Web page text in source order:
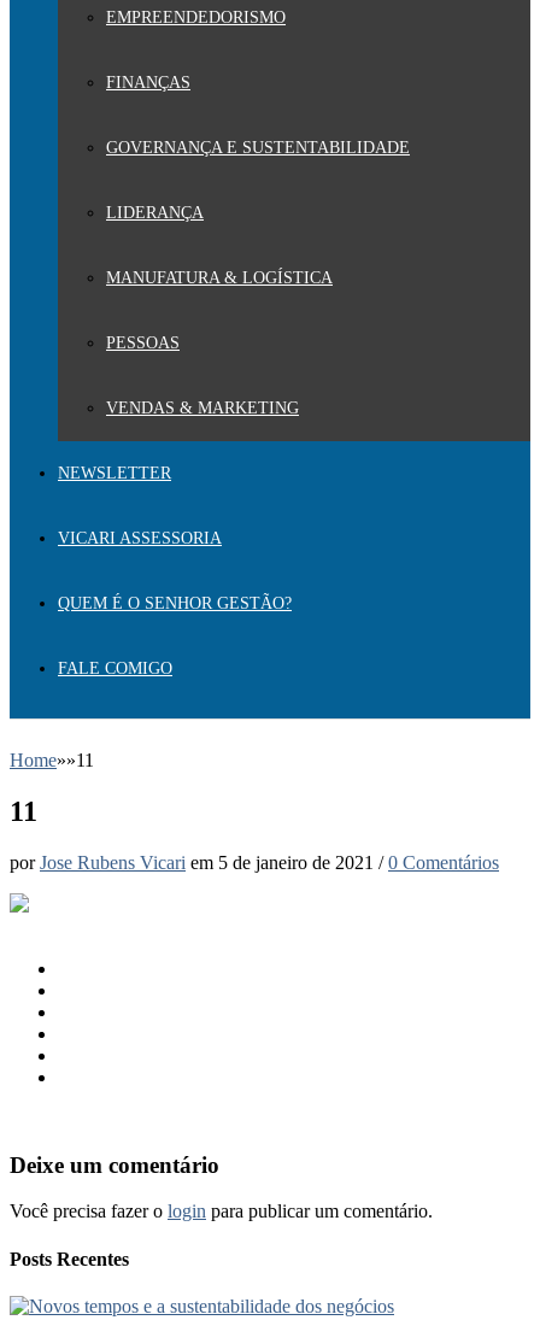
EMPREENDEDORISMO
FINANÇAS
GOVERNANÇA E SUSTENTABILIDADE
LIDERANÇA
MANUFATURA & LOGÍSTICA
PESSOAS
VENDAS & MARKETING
NEWSLETTER
VICARI ASSESSORIA
QUEM É O SENHOR GESTÃO?
FALE COMIGO
Home»»11
11
porJose Rubens Vicari em 5 de janeiro de 2021 /0 Comentários
Deixe um comentário
Você precisa fazer o login para publicar um comentário.
Posts Recentes